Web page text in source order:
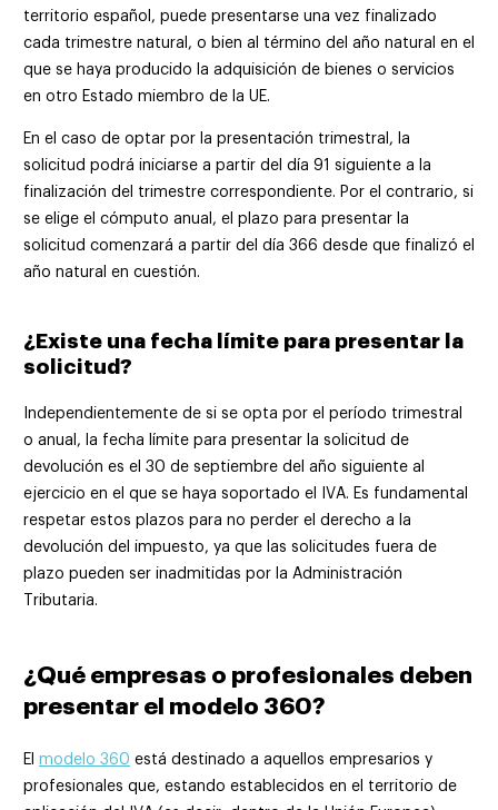
territorio español, puede presentarse una vez finalizado
cada trimestre natural, o bien al término del año natural en el
que se haya producido la adquisición de bienes o servicios
en otro Estado miembro de la UE.
En el caso de optar por la presentación trimestral, la
solicitud podrá iniciarse a partir del día 91 siguiente a la
finalización del trimestre correspondiente. Por el contrario, si
se elige el cómputo anual, el plazo para presentar la
solicitud comenzará a partir del día 366 desde que finalizó el
año natural en cuestión.
¿Existe una fecha límite para presentar la
solicitud?
Independientemente de si se opta por el período trimestral
o anual, la fecha límite para presentar la solicitud de
devolución es el 30 de septiembre del año siguiente al
ejercicio en el que se haya soportado el IVA. Es fundamental
respetar estos plazos para no perder el derecho a la
devolución del impuesto, ya que las solicitudes fuera de
plazo pueden ser inadmitidas por la Administración
Tributaria.
¿Qué empresas o profesionales deben
presentar el modelo 360?
El modelo 360 está destinado a aquellos empresarios y
profesionales que, estando establecidos en el territorio de